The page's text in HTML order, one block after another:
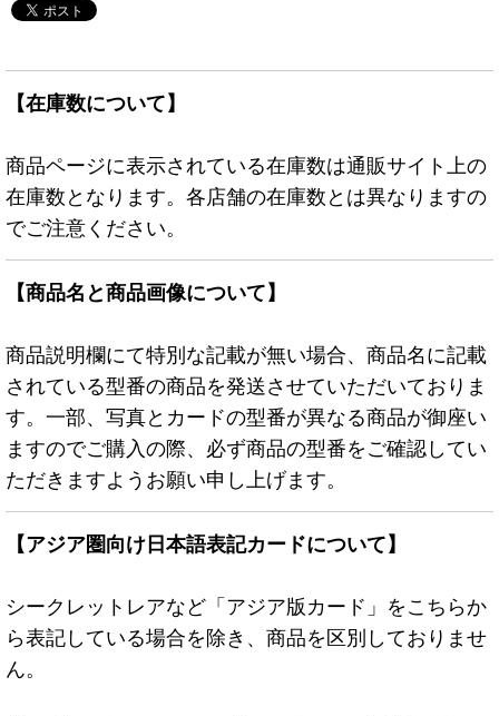
【在庫数について】
商品ページに表示されている在庫数は通販サイト上の
在庫数となります。各店舗の在庫数とは異なりますの
でご注意ください。
【商品名と商品画像について】
商品説明欄にて特別な記載が無い場合、商品名に記載
されている型番の商品を発送させていただいておりま
す。一部、写真とカードの型番が異なる商品が御座い
ますのでご購入の際、必ず商品の型番をご確認してい
ただきますようお願い申し上げます。
【アジア圏向け日本語表記カードについて】
シークレットレアなど「アジア版カード」をこちらか
ら表記している場合を除き、商品を区別しておりませ
ん。